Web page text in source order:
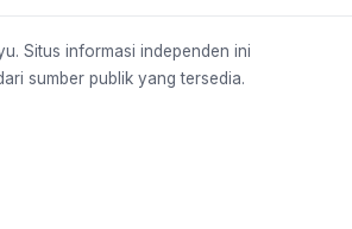
Situs informasi independen ini
sumber publik yang tersedia.